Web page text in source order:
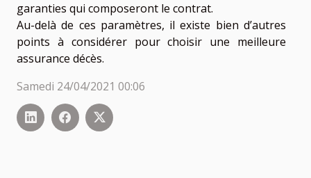
garanties qui composeront le contrat.
Au-delà de ces paramètres, il existe bien d’autres
points à considérer pour choisir une meilleure
assurance décès.
Samedi 24/04/2021 00:06